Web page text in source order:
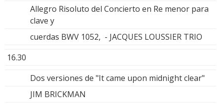
Allegro Risoluto del Concierto en Re menor para
clave y
cuerdas BWV 1052, - JACQUES LOUSSIER TRIO
16.30
Dos versiones de "It came upon midnight clear"
JIM BRICKMAN